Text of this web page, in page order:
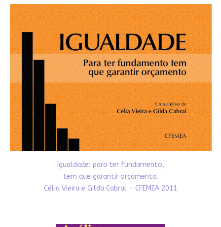
Igualdade: para ter fundamento,
tem que garantir orçamento.
Célia Vieira e Gilda Cabral - CFEMEA 2011